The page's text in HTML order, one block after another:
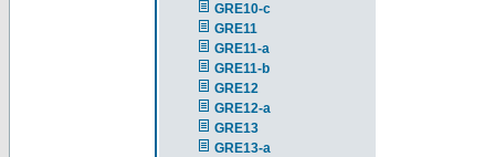
GRE10-c
GRE11
GRE11-a
GRE11-b
GRE12
GRE12-a
GRE13
GRE13-a